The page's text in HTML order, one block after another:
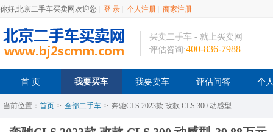
你好,北京二手车买卖网欢迎您 登 录 个人注册 商家注册
买卖二手车 - 就上买卖网
评估咨询:400-836-7988
首 页 我要买车 我要卖车 评估问答 个
当前位置： 首页 > 全部二手车 > 奔驰CLS 2023款 改款 CLS 300 动感型